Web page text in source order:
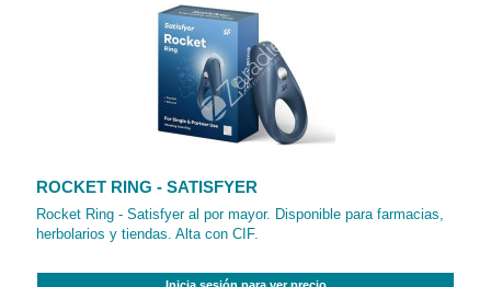
ROCKET RING - SATISFYER
Rocket Ring - Satisfyer al por mayor. Disponible para farmacias,
herbolarios y tiendas. Alta con CIF.